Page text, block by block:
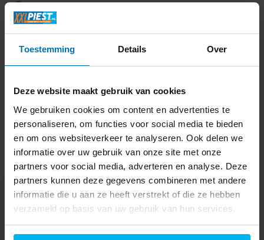
Toestemming Details Over
Deze website maakt gebruik van cookies
We gebruiken cookies om content en advertenties te
personaliseren, om functies voor social media te bieden
en om ons websiteverkeer te analyseren. Ook delen we
informatie over uw gebruik van onze site met onze
partners voor social media, adverteren en analyse. Deze
partners kunnen deze gegevens combineren met andere
informatie die u aan ze heeft verstrekt of die ze hebben
verzameld op basis van uw gebruik van hun services.
Ruim 2000 m2 winkelplezier
Productomschrijving
Specificaties
Laatst bekeken